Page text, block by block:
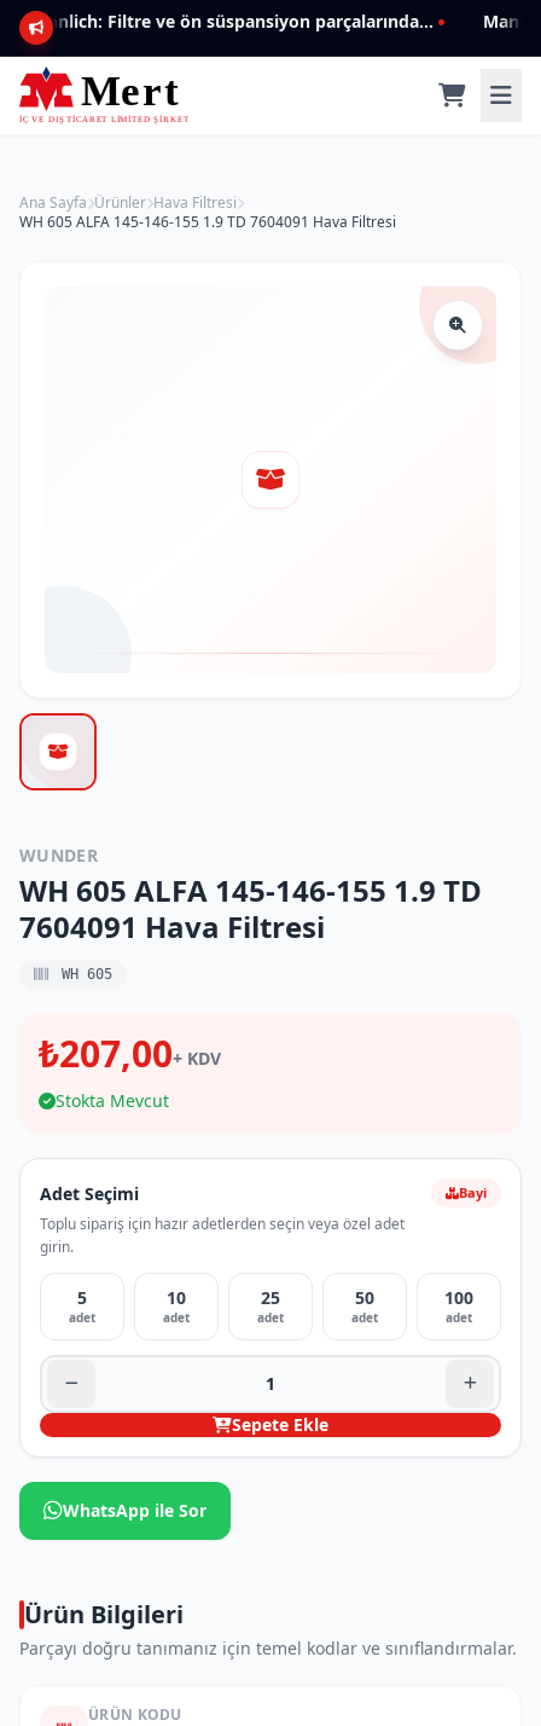
Mannlich: Filtre ve ön süspansiyon parçalarında genişleyen ürün yelpazesiyle kalite ve güven.
Ana Sayfa Ürünler Hava Filtresi
WH 605 ALFA 145-146-155 1.9 TD 7604091 Hava Filtresi
WUNDER
WH 605 ALFA 145-146-155 1.9 TD
7604091 Hava Filtresi
WH 605
₺207,00+ KDV
Stokta Mevcut
Adet Seçimi
Toplu sipariş için hazır adetlerden seçin veya özel adet
girin.
Bayi
5
adet
10
adet
25
adet
50
adet
100
adet
Sepete Ekle
WhatsApp ile Sor
Ürün Bilgileri
Parçayı doğru tanımanız için temel kodlar ve sınıflandırmalar.
ÜRÜN KODU